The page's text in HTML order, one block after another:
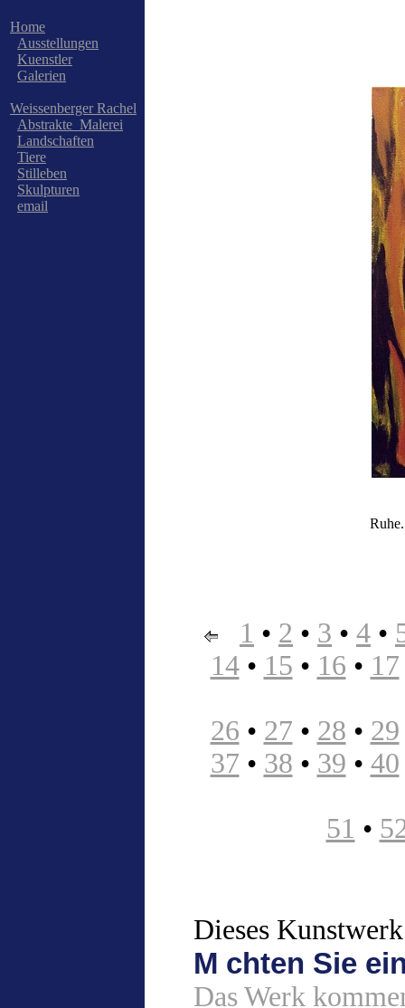
Home
Ausstellungen
Kuenstler
Galerien
Weissenberger Rachel
Abstrakte_Malerei
Landschaften
Tiere
Stilleben
Skulpturen
email
1 • 2 • 3 • 4 •
14• 15 • 16 • 17
26 • 27 • 28 • 29
37 • 38 • 39 • 40
51 •
Dieses
M chten Sie
Das Werk